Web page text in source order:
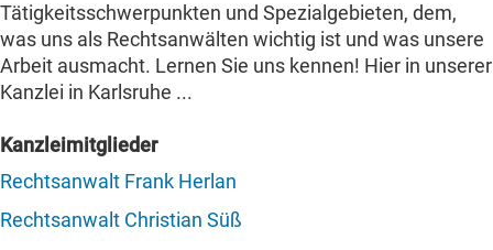
Tätigkeitsschwerpunkten und Spezialgebieten, dem,
was uns als Rechtsanwälten wichtig ist und was unsere
Arbeit ausmacht. Lernen Sie uns kennen! Hier in unserer
Kanzlei in Karlsruhe ...
Kanzleimitglieder
Rechtsanwalt Frank Herlan
Rechtsanwalt Christian Süß